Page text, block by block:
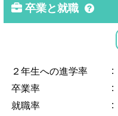
卒業と就職
２年生への進学率 :
卒業率 :
就職率 :